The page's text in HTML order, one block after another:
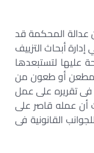
عدالة المحكمة قد
أبحاث التزييف
عليها لتستبعدها
مطعن أو طعون من
تقريره على عمل
أن عمله قاصر على
القانونية فى